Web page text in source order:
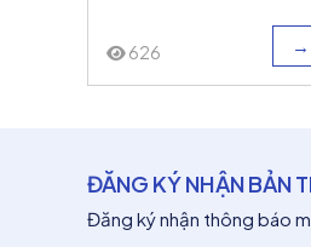
626 →
ĐĂNG KÝ NHẬN BẢN
Đăng ký nhận thông báo